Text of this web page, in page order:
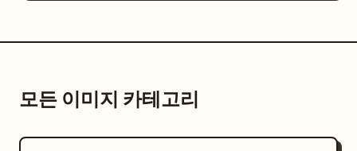
모든 이미지 카테고리